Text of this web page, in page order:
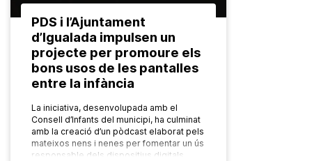
PDS i l’Ajuntament
d’Igualada impulsen un
projecte per promoure els
bons usos de les pantalles
entre la infància
La iniciativa, desenvolupada amb el
Consell d’Infants del municipi, ha culminat
amb la creació d’un pòdcast elaborat pels
mateixos nens i nenes per fomentar un ús
responsable dels dispositius digitals…